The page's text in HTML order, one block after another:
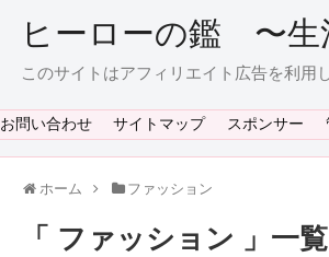
ヒーローの鑑 〜生
このサイトはアフィリエイト広告を利用
お問い合わせ サイトマップ スポンサー
ホーム ファッション
「 ファッション 」一覧